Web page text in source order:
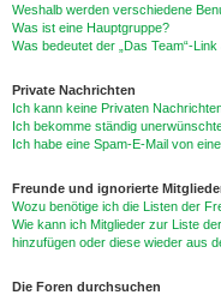
Weshalb werden verschiedene
Was ist eine Hauptgruppe?
Was bedeutet der „Das Team“-
Private Nachrichten
Ich kann keine Privaten
Ich bekomme ständig
Ich habe eine Spam-E-Mail von
Freunde und ignorierte
Wozu benötige ich die Listen der
Wie kann ich Mitglieder zur Liste
hinzufügen oder diese wieder aus
Die Foren durchsuchen